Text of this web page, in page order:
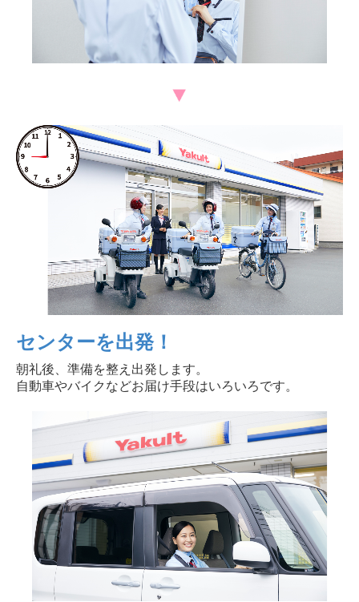
センターを出発！
朝礼後、準備を整え出発します。
自動車やバイクなどお届け手段はいろいろです。